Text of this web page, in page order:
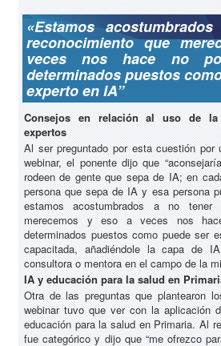
«Estamos
reconocimiento que
veces nos hace no
determinados puestos
experto en IA”
Consejos en relación al uso de
expertos
Al ser preguntado por esta cuestión
webinar, el ponente dijo que
rodeen de gente que sepa de IA; en
persona que sepa de IA y esa persona
estamos acostumbrados a no tener
merecemos y eso a veces nos
determinados puestos como puede ser
capacitada, añadiéndole la capa de
consultora o mentora en el campo de la
IA y educación para la salud en
Otra de las preguntas que plantearon
webinar tuvo que ver con la aplicación
educación para la salud en Primaria. Al
fue categórico y dijo que “me ofrezco